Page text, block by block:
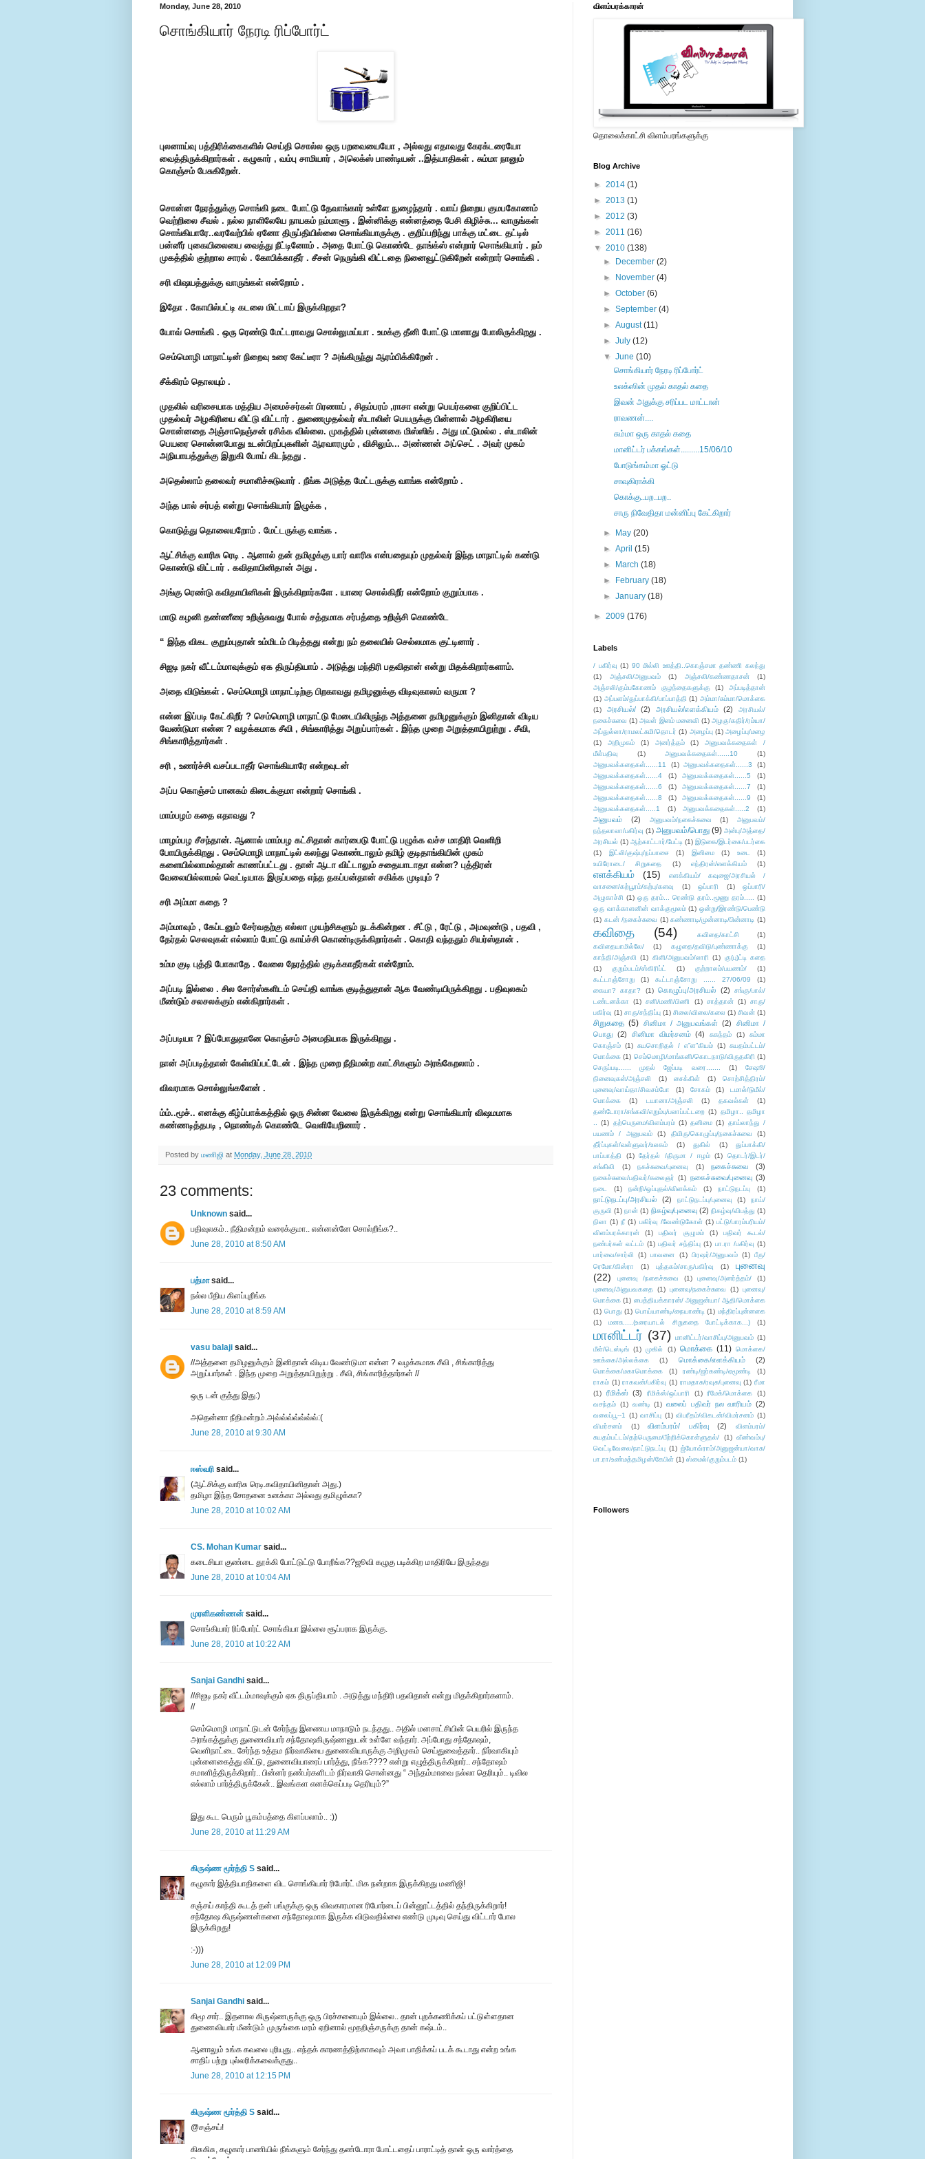
Monday, June 28, 2010
சொங்கியார் நேரடி ரிப்போர்ட்
புலனாய்வு பத்திரிக்கைகளில் செய்தி சொல்ல ஒரு பறவையையோ , அல்லது எதாவது கேரக்டரையோ
வைத்திருக்கிறார்கள் . கழுகார் , வம்பு சாமியார் , அலெக்ஸ் பாண்டியன் ..இத்யாதிகள் . சும்மா நானும்
கொஞ்சம் பேசுகிறேன்.
சொன்ன நேரத்துக்கு சொங்கி நடை போட்டு தேவாங்கார் உள்ளே நுழைந்தார் . வாய் நிறைய குமபகோணம்
வெற்றிலை சீவல் . நல்ல நாளிலேயே நாயகம் நம்மாளூ . இன்னிக்கு என்னத்தை பேசி கிழிச்சு... வாருங்கள்
சொங்கியாரே..வரவேற்பில் ஏனோ திருப்தியில்லை சொங்கியாருக்கு . குறிப்பறிந்து பாக்கு மட்டை தட்டில்
பன்னீர் புகையிலையை வைத்து நீட்டினோம் . அதை போட்டு கொண்டே தாங்க்ஸ் என்றார் சொங்கியார் . நம்
முகத்தில் குற்றால சாரல் . கோபிக்காதீர் . சீசன் நெருங்கி விட்டதை நினைவூட்டுகிறேன் என்றார் சொங்கி .
சரி விஷயத்துக்கு வாருங்கள் என்றோம் .
இதோ . கோயில்பட்டி கடலை மிட்டாய் இருக்கிறதா?
யோவ் சொங்கி . ஒரு ரெண்டு மேட்டராவது சொல்லுமய்யா . உமக்கு தீனி போட்டு மாளாது போலிருக்கிறது .
செம்மொழி மாநாட்டின் நிறைவு உரை கேட்டீரா ? அங்கிருந்து ஆரம்பிக்கிறேன் .
சீக்கிரம் தொலயும் .
முதலில் வரிசையாக மத்திய அமைச்சர்கள் பிரணாப் , சிதம்பரம் ,ராசா என்று பெயர்களை குறிப்பிட்ட
முதல்வர் அழகிரியை விட்டு விட்டார் . துணைமுதல்வர் ஸ்டாலின் பெயருக்கு பின்னால் அழகிரியை
சொன்னதை அஞ்சாநெஞ்சன் ரசிக்க வில்லை. முகத்தில் புன்னகை மிஸ்ஸிங் . அது மட்டுமல்ல . ஸ்டாலின்
பெயரை சொன்னபோது உடன்பிறப்புகளின் ஆரவாரமும் , விசிலும்... அண்ணன் அப்செட் . அவர் முகம்
அநியாயத்துக்கு இறுகி போய் கிடந்தது .
அதெல்லாம் தலைவர் சமாளிச்சுடுவார் . நீங்க அடுத்த மேட்டருக்கு வாங்க என்றோம் .
அந்த பால் சர்பத் என்று சொங்கியார் இழுக்க ,
கொடுத்து தொலையறோம் . மேட்டருக்கு வாங்க .
ஆட்சிக்கு வாரிசு ரெடி . ஆனால் தன் தமிழுக்கு யார் வாரிசு என்பதையும் முதல்வர் இந்த மாநாட்டில் கண்டு
கொண்டு விட்டார் . கவிதாயினிதான் அது .
அங்கு ரெண்டு கவிதாயினிகள் இருக்கிறார்களே . யாரை சொல்கிறீர் என்றோம் குறும்பாக .
மாடு கழனி தண்ணீரை உறிஞ்சுவது போல் சத்தமாக சர்பத்தை உறிஞ்சி கொண்டே
“ இந்த விகட குறும்புதான் உம்மிடம் பிடித்தது என்று நம் தலையில் செல்லமாக குட்டினார் .
சிஐடி நகர் வீட்டம்மாவுக்கும் ஏக திருப்தியாம் . அடுத்து மந்திரி பதவிதான் என்று மிதக்கிறார்களாம்.
அதை விடுங்கள் . செம்மொழி மாநாட்டிற்கு பிறகாவது தமிழனுக்கு விடிவுகாலம் வருமா ?
என்ன இப்படி கேட்கிறீர் ? செம்மொழி மாநாட்டு மேடையிலிருந்த அத்தனை தமிழனுக்கும் இனிதான் விடிய
வேண்டுமா என்ன ? வழக்கமாக சீவி , சிங்காரித்து அறுப்பார்கள் . இந்த முறை அறுத்தாயிறுற்று . சீவி,
சிங்காரித்தார்கள் .
சரி , உணர்ச்சி வசப்படாதீர் சொங்கியாரே என்றவுடன்
அப்ப கொஞ்சம் பானகம் கிடைக்குமா என்றார் சொங்கி .
மாம்பழம் கதை எதாவது ?
மாழம்பழ சீசந்தான். ஆனால் மாம்பழ கட்சிதான் கார்பைடு போட்டு பழுக்க வச்ச மாதிரி வெளிறி
போயிருக்கிறது . செம்மொழி மாநாட்டில் கலந்து கொண்டாலும் தமிழ் குடிதாங்கியின் முகம்
களையில்லாமல்தான் காணப்பட்டது . தான் ஆடா விட்டாலும் சதையாடாதா என்ன? புத்திரன்
வேலையில்லாமல் வெட்டியாக இருப்பதை எந்த தகப்பன்தான் சகிக்க முடியும் ?
சரி அம்மா கதை ?
அம்மாவும் , கேப்டனும் சேர்வதற்கு எல்லா முயற்சிகளும் நடக்கின்றன . சீட்டு , ரேட்டு , அமவுண்டு , பதவி ,
தேர்தல் செலவுகள் எல்லாம் போட்டு காய்ச்சி கொண்டிருக்கிறார்கள் . கொதி வந்ததும் சியர்ஸ்தான் .
உம்ம குடி புத்தி போகாதே . வேலை நேரத்தில் குடிக்காதீர்கள் என்றோம்.
அப்படி இல்லை . சில சோர்ஸ்களிடம் செய்தி வாங்க குடித்துதான் ஆக வேண்டியிருக்கிறது . பதிவுலகம்
மீண்டும் சலசலக்கும் என்கிறார்கள் .
அப்படியா ? இப்போதுதானே கொஞ்சம் அமைதியாக இருக்கிறது .
நான் அப்படித்தான் கேள்விப்பட்டேன் . இந்த முறை நீதிமன்ற காட்சிகளும் அரங்கேறலாம் .
விவரமாக சொல்லுங்களேன் .
ம்ம்..மூச்.. எனக்கு கீழ்ப்பாக்கத்தில் ஒரு சின்ன வேலை இருக்கிறது என்று சொங்கியார் விஷமமாக
கண்ணடித்தபடி , நொண்டிக் கொண்டே வெளியேறினார் .
Posted by மணிஜி at Monday, June 28, 2010
23 comments:
Unknown said...
பதிவுலகம்.. நீதிமன்றம் வரைக்குமா.. என்னன்னே சொல்றீங்க?..
June 28, 2010 at 8:50 AM
பத்மாsaid...
நல்ல பீதிய கிளப்புறீங்க
June 28, 2010 at 8:59 AM
vasu balaji said...
//அத்தனை தமிழனுக்கும் இனிதான் விடிய வேண்டுமா என்ன ? வழக்கமாக சீவி , சிங்காரித்து
அறுப்பார்கள் . இந்த முறை அறுத்தாயிறுற்று . சீவி, சிங்காரித்தார்கள் //
ஒரு டன் குத்து இது:)
அதென்னா நீதிமன்றம்.அவ்வ்வ்வ்வ்வ்வ்:(
June 28, 2010 at 9:30 AM
ஈஸ்வரி said...
(ஆட்சிக்கு வாரிசு ரெடி.கவிதாயினிதான் அது.)
தமிழா இந்த சோதனை உனக்கா அல்லது தமிழுக்கா?
June 28, 2010 at 10:02 AM
CS. Mohan Kumar said...
கடைசியா குண்டை தூக்கி போட்டுட்டு போறீங்க??ஜூவி கழுகு படிக்கிற மாதிரியே இருந்தது
June 28, 2010 at 10:04 AM
முரளிகண்ணன் said...
சொங்கியார் ரிப்போர்ட் சொங்கியா இல்லை சூப்பராக இருக்கு.
June 28, 2010 at 10:22 AM
Sanjai Gandhi said...
//சிஐடி நகர் வீட்டம்மாவுக்கும் ஏக திருப்தியாம் . அடுத்து மந்திரி பதவிதான் என்று மிதக்கிறார்களாம்.
//
செம்மொழி மாநாட்டுடன் சேர்ந்து இணைய மாநாடும் நடந்தது.. அதில் மனசாட்சியின் பெயரில் இருந்த
அரங்கத்துக்கு துணைவியார் சந்தோஷகிருஷ்ணனுடன் உள்ளே வந்தார். அப்போது சந்தோஷம்,
வெளிநாட்டை சேர்ந்த உத்தம நிர்வாகியை துணைவியாருக்கு அறிமுகம் செய்துவைத்தார்.. நிர்வாகியும்
புன்னைகைத்து விட்டு, துணைவியாரைப் பார்த்து, நீங்க???? என்று எழுத்திருக்கிறார்.. சந்தோஷம்
சமாளித்திருக்கிறார்.. பின்னர் நண்பர்களிடம் நிர்வாகி சொன்னது “ அந்தம்மாவை நல்லா தெரியும்.. டிவில
எல்லாம் பார்த்திருக்கேன்.. இவங்கள எனக்கெப்படி தெரியும்?”
இது கூட பெரும் பூகம்பத்தை கிளப்பலாம்.. :))
June 28, 2010 at 11:29 AM
கிருஷ்ண மூர்த்தி S said...
கழுகார் இத்தியாதிகளை விட சொங்கியார் ரிபோர்ட் மிக நன்றாக இருக்கிறது மணிஜி!
சஞ்சய் காந்தி கூடத் தன் பங்குக்கு ஒரு விவகாரமான ரிபோர்டைப் பின்னூட்டத்தில் தந்திருக்கிறார்!
சந்தோஷ கிருஷ்ணன்களை சந்தோஷமாக இருக்க விடுவதில்லை எண்டு முடிவு செய்து விட்டார் போல
இருக்கிறது!
:-)))
June 28, 2010 at 12:09 PM
Sanjai Gandhi said...
கிமூ சார்.. இதனால கிருஷ்ணருக்கு ஒரு பிரச்சனையும் இல்லை.. தான் புறக்கணிக்கப் பட்டுள்ளதான
துணைவியார் மீண்டும் முருங்கை மரம் ஏறினால் மூதறிஞ்சருக்கு தான் கஷ்டம்..
ஆனாலும் உங்க கவலை புரியுது.. எந்தக் காரணத்திற்காகவும் அவா பாதிக்கப் படக் கூடாது என்ற உங்க
சாதிப் பற்று புல்லரிக்கவைக்குது..
June 28, 2010 at 12:15 PM
கிருஷ்ண மூர்த்தி S said...
@சஞ்சய்!
கிசுகிசு, கழுகார் பாணியில் நீங்களும் சேர்ந்து தண்டோரா போட்டதைப் பாராட்டித் தான் ஒரு வார்த்தை
விளம்பரக்காரன்
தொலைக்காட்சி விளம்பரங்களுக்கு
Blog Archive
► 2014 (1)
► 2013 (1)
► 2012 (3)
► 2011 (16)
▼ 2010 (138)
►
December(2)
►
November(4)
►October(6)
►September(4)
►August(11)
►July(12)
▼June(10)
சொங்கியார் நேரடி ரிப்போர்ட்
உலக்ஸின் முதல் காதல் கதை
இவன் அதுக்கு சரிப்பட மாட்டான்
ராவணன்....
சும்மா ஒரு காதல் கதை
மானிட்டர் பக்கங்கள்.........15/06/10
போடுங்கம்மா ஓட்டு
சாவுகிராக்கி
கொக்கு..பற..பற..
சாரு நிவேதிதா மன்னிப்பு கேட்கிறார்
► May(20)
►April(15)
►
March(18)
►
February(18)
►January(18)
► 2009 (176)
Labels
/ பகிர்வு (1) 90 மில்லி ஊத்தி..கொஞ்சமா தண்ணி கலந்து
(1)
அஞ்சலி/அனுபவம் (1) அஞ்சலி/கண்ணதாசன்
(1)
அஞ்சலி/கும்பகோணம் குழந்தைகளுக்கு
(1)
அப்படித்தான்
(1) அப்பளம்/துப்பாக்கி/பாப்பாத்தி (1) அம்மா/சும்மா/மொக்கை
(1)
அரசியல்/ (2) அரசியல்/எளக்கியம் (2)
அரசியல்/
நகைச்சுவை (1) அவள் இளம் மனைவி (1) அழகு/கதிர்/ரம்யா/
அப்துல்லா/ராமலட்சுமி/தொடர் (1) அழைப்பு (1) அழைப்பு/மழை
(1)
அறிமுகம் (1) அனர்த்தம் (1)
அனுபவக்கதைகள் /
மீள்பதிவு
(1) அனுபவக்கதைகள்......10
(1)
அனுபவக்கதைகள்......11
(1) அனுபவக்கதைகள்......3
(1)
அனுபவக்கதைகள்......4
(1) அனுபவக்கதைகள்......5
(1)
அனுபவக்கதைகள்......6
(1) அனுபவக்கதைகள்......7
(1)
அனுபவக்கதைகள்......8
(1) அனுபவக்கதைகள்......9
(1)
அனுபவக்கதைகள்.....1
(1) அனுபவக்கதைகள்.....2 (1)
அனுபவம் (2) அனுபவம்/நகைச்சுவை (1)
அனுபவம்/
நந்தலாலா/பகிர்வு (1) அனுபவம்/பொது (9) அன்பு/அத்தை/
அரசியல் (1) ஆற்காட்டார்/பேட்டி (1) இடுகை/இடர்கை/படர்கை
(1)
இட்லி/குஷ்பு/நப்பாசை (1) இனிமை (1) உடை
(1)
உயிரோடை/ சிறுகதை
(1) எந்திரன்/எளக்கியம் (1)
எளக்கியம் (15)
எளக்கியம்/ கவுஜை/அரசியல் /
வாசனை/கற்பூரம்/கற்பு/களவு
(1) ஒப்பாரி (1)
ஒப்பாரி/
அழுகாச்சி (1) ஒரு தரம்... ரெண்டு தரம்..மூணு தரம்..... (1)
ஒரு வாக்காளனின் வாக்குமூலம் (1) ஒன்று/இரண்டு/பெண்டு
(1) கடன் /நகைச்சுவை (1) கண்ணாடி/முன்னாடி/பின்னாடி (1)
கவிதை (54) கவிதை/காட்சி
(1)
கவிதையாமில்லே/
(1) கழுதை/தவிடு/புண்ணாக்கு
(1)
காந்தி/அஞ்சலி (1) கிளி/அனுபவம்/லாரி (1) கு(பு)ட்டி கதை
(1)
குறும்படம்/ஸ்கிரிப்ட் (1) குற்றாலம்/பயணம்/
(1)
கூட்டாஞ்சோறு
(1) கூட்டாஞ்சோறு ...... 27/06/09
(1)
கையா? காதா?
(1) கொழுப்பு/அரசியல் (2)
சங்கு/பால்/
டண்டனக்கா
(1) சனி/மணி/பிணி (1) சாத்தான் (1) சாரு/
பகிர்வு (1) சாரு/சந்திப்பு (1) சிலை/விலை/கலை (1) சிவன் (1)
சிறுகதை (5) சினிமா / அனுபவங்கள் (2)
சினிமா /
பொது (2) சினிமா விமர்சனம் (4) சுகந்தம் (1)
சும்மா
கொஞ்சம் (1) சுயசொறிதல் / எ”ள”கியம் (1) சுயதம்பட்டம்/
மொக்கை (1) செம்மொழி/மாங்கனி/கொடநாடு/விருதகிரி (1)
செருப்படி...... முதல் ஜேப்படி வரை.......
(1)
சேஷூ/
நினைவுகள்/அஞ்சலி
(1) சைக்கிள் (1)
சொற்சித்திரம்/
புனைவு/வாய்தா/சிவசம்போ
(1) சோகம் (1)
டமால்/டுமீல்/
மொக்கை
(1) டயானா/அஞ்சலி (1) தகவல்கள்
(1)
தண்டோரா/சங்கவி/எறும்பு/பலாப்பட்டறை (1) தமிழா.. தமிழா
.. (1) தற்பெருமை/விளம்பரம் (1) தனிமை (1) தாய்லாந்து /
பயணம் / அனுபவம்
(1) திமிரு/கொழுப்பு/நகைச்சுவை
(1)
தீர்ப்புகள்/வள்ளுவர்/உலகம்
(1) துகில் (1)
துப்பாக்கி/
பாப்பாத்தி
(1) தேர்தல் /திருமா / ஈழம் (1)
தொடர்/இடர்/
சங்கிலி
(1) நகச்சுவை/புனைவு (1) நகைச்சுவை (3)
நகைச்சுவை/பதிவர்/கலைஞர் (1) நகைச்சுவை/புனைவு (3)
நடை (1) நன்றி/ஒப்புதல்/விளக்கம் (1) நாட்டுநடப்பு (1)
நாட்டுநடப்பு/அரசியல் (2) நாட்டுநடப்பு/புனைவு (1)
நாய்/
குருவி (1) நான் (1) நிகழ்வு/புனைவு (2) நிகழ்வு/விபத்து (1)
நிலா (1) நீ (1) பகிர்வு /வேண்டுகோள் (1) பட்டு/பாரம்பரியம்/
விளம்பரக்காரன்
(1) பதிவர் குழுமம் (1)
பதிவர் கூடல்/
நண்பர்கள் வட்டம் (1) பதிவர் சந்திப்பு (1) பா.ரா /பகிர்வு (1)
பார்வை/சார்லி
(1) பாவனை (1) பிரஷர்/அனுபவம் (1) பீரு/
ரெமோ/கிஸ்ரா
(1) புத்தகம்/சாரு/பகிர்வு (1)
புனைவு
(22)
புனைவு /நகைச்சுவை (1) புனைவு/அனர்த்தம்/
(1)
புனைவு/அனுபவகதை (1) புனைவு/நகைச்சுவை (1) புனைவு/
மொக்கை (1) பைத்தியக்காரன்/ அனுஜன்யா/ ஆதி/மொக்கை
(1) பொது (1) பொய்யாண்டி/நையாண்டி (1) மந்திரப்புன்னகை
(1)
மனசு.....(உரையாடல் சிறுகதை போட்டிக்காக...) (1)
மானிட்டர் (37) மானிட்டர்/வாசிப்பு/அனுபவம் (1)
மீள்/டெஸ்டிங் (1) முகில் (1) மொக்கை (11) மொக்கை/
ஊக்கை/அல்லக்கை
(1) மொக்கை/எளக்கியம் (2)
மொக்கை/மகாமொக்கை (1) ரண்டி/ஜர்கண்டி/ஏமூண்டி
(1)
ராகம் (1) ராகவன்/பகிர்வு (1) ராமதாசு/ரவுசு/புனைவு (1) ரீமா
(1)
ரீமிக்ஸ் (3) ரீமிக்ஸ்/ஒப்பாரி (1) ரீமேக்/மொக்கை
(1)
வசந்தம் (1) வண்டி (1) வலைப் பதிவர் நல வாரியம் (2)
வலைப்பூ--1 (1) வாசிப்பு (1) விபரீதம்/விகடன்/விமர்சனம் (1)
விமர்சனம்
(1) விளம்பரம்/ பகிர்வு (2)
விளம்பரம்/
சுயதம்பட்டம்/தற்பெருமை/பீற்றிக்கொள்ளுதல்/
(1) வீண்வம்பு/
வெட்டிவேலை/நாட்டுநடப்பு (1) ஜ்யோவ்ராம்/அனுஜன்யா/வாசு/
பா.ரா/உண்மத்தமிழன்/கேபிள் (1) ஸ்மைல்/குறும்படம் (1)
Followers